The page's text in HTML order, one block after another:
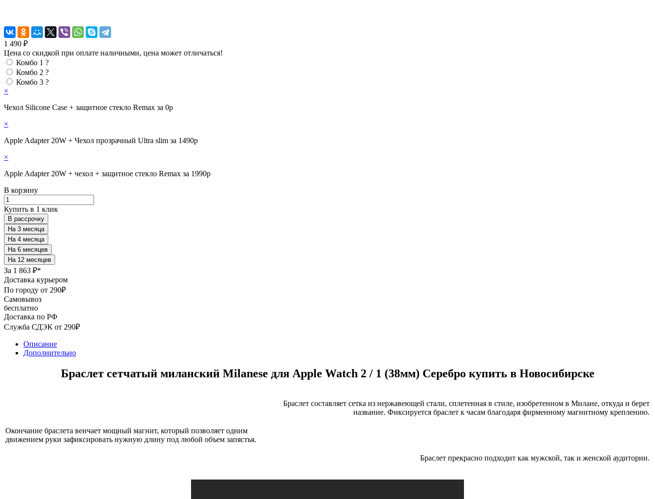
1 490 ₽
Цена со скидкой при оплате наличными, цена может отличаться!
Комбо 1 ?
Комбо 2 ?
Комбо 3 ?
×
Чехол Silicone Case + защитное стекло Remax за 0р
×
Apple Adapter 20W + Чехол прозрачный Ultra slim за 1490р
×
Apple Adapter 20W + чехол + защитное стекло Remax за 1990р
В корзину
Купить в 1 клик
В рассрочку
За 1 863 ₽*
Доставка курьером
По городу от 290₽
Самовывоз
бесплатно
Доставка по РФ
Служба СДЭК от 290₽
Описание
Дополнительно
Браслет сетчатый миланский Milanese для Apple Watch 2 / 1 (38мм) Серебро купить в Новосибирске
Браслет составляет сетка из нержавеющей стали, сплетенная в стиле, изобретенном в Милане, откуда и берет
название. Фиксируется браслет к часам благодаря фирменному магнитному креплению.
Окончание браслета венчает мощный магнит, который позволяет одним
движением руки зафиксировать нужную длину под любой объем запястья.
Браслет прекрасно подходит как мужской, так и женской аудитории.